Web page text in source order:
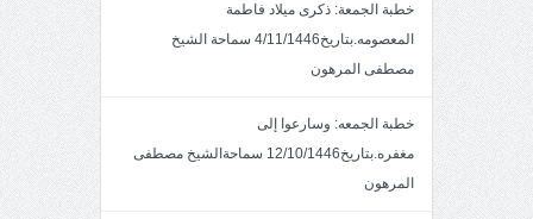
خطبة الجمعة: ذكرى ميلاد فاطمة
المعصومه.بتاريخ4/11/1446 سماحة الشيخ
مصطفى المرهون
خطبة الجمعه: وسارعوا إلى
مغفره.بتاريخ12/10/1446 سماحةالشيخ مصطفى
المرهون